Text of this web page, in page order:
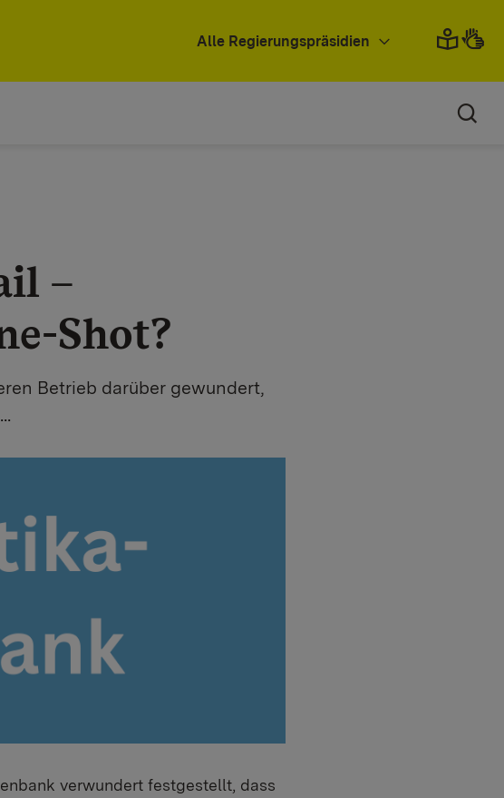
Alle Regierungspräsidien
–
Shot?
Betrieb darüber gewundert,
verwundert festgestellt, dass